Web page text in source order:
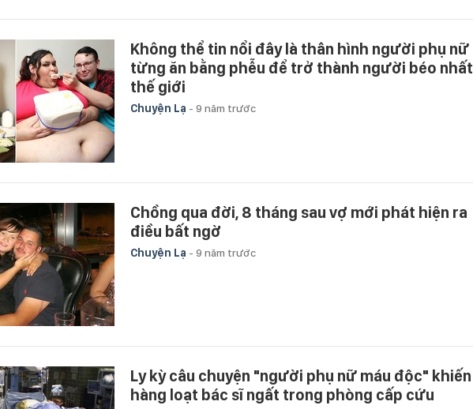
Không thể tin nổi đây là thân hình người phụ nữ
từng ăn bằng phễu để trở thành người béo nhất
thế giới
Chuyện Lạ - 9 năm trước
Chồng qua đời, 8 tháng sau vợ mới phát hiện ra
điều bất ngờ
Chuyện Lạ - 9 năm trước
Ly kỳ câu chuyện "người phụ nữ máu độc" khiến
hàng loạt bác sĩ ngất trong phòng cấp cứu